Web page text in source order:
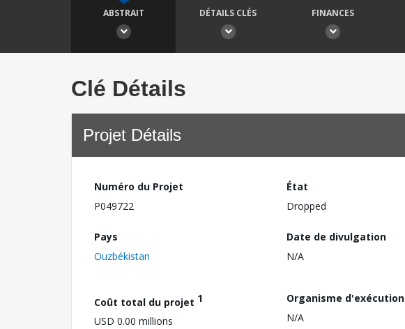
ABSTRAIT DÉTAILS CLÉS FINANCES
Clé Détails
Projet Détails
Numéro du Projet
P049722
État
Dropped
Pays
Ouzbékistan
Date de divulgation
N/A
Coût total du projet 1
USD 0.00 millions
Organisme d'exécution
N/A